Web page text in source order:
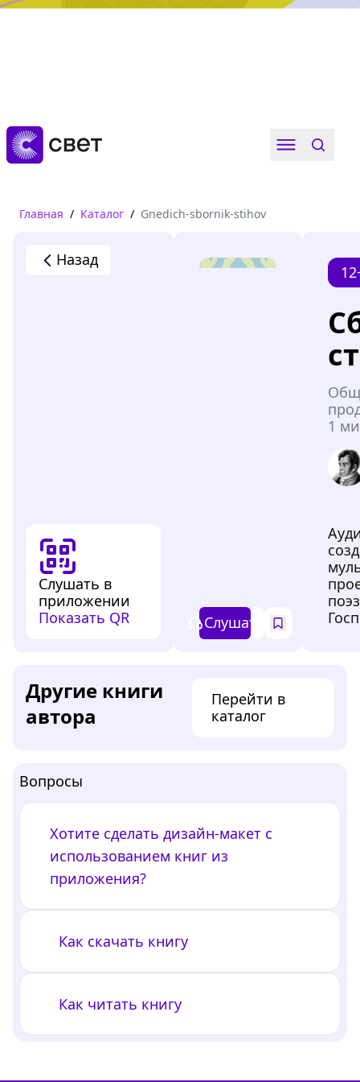
Дружба, любовь, взросление
Читать
Главная / Каталог / Gnedich-sbornik-stihov
Назад
Слушать в
приложении
Показать QR
Слушать
1
Другие книги
автора
Перейти в
каталог
Вопросы
Хотите сделать дизайн-макет с
использованием книг из
приложения?
Как скачать книгу
Как читать книгу